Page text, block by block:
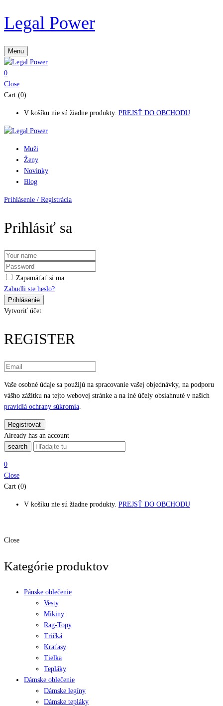
Legal Power
Menu
0
Close
Cart (0)
V košíku nie sú žiadne produkty. PREJSŤ DO OBCHODU
Muži
Ženy
Novinky
Blog
Prihlásenie / Registrácia
Prihlásiť sa
Zapamäťať si ma
Zabudli ste heslo?
Vytvoriť účet
REGISTER
Vaše osobné údaje sa použijú na spracovanie vašej objednávky, na podporu
vášho zážitku na tejto webovej stránke a na iné účely obsiahnuté v našich
pravidlá ochrany súkromia
Already has an account
search
0
Close
Cart (0)
V košíku nie sú žiadne produkty. PREJSŤ DO OBCHODU
Close
Kategórie produktov
Pánske oblečenie
Vesty
Mikiny
Rag-Topy
Tričká
Kraťasy
Tielka
Tepláky
Dámske oblečenie
Dámske legíny
Dámske tepláky